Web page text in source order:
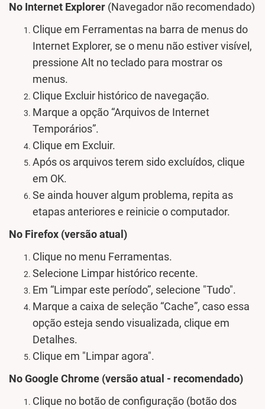
No Internet Explorer (Navegador não recomendado)
Clique em Ferramentas na barra de menus do
Internet Explorer, se o menu não estiver visível,
pressione Alt no teclado para mostrar os
menus.
Clique Excluir histórico de navegação.
Marque a opção “Arquivos de Internet
Temporários”.
Clique em Excluir.
Após os arquivos terem sido excluídos, clique
em OK.
Se ainda houver algum problema, repita as
etapas anteriores e reinicie o computador.
No Firefox (versão atual)
Clique no menu Ferramentas.
Selecione Limpar histórico recente.
Em “Limpar este período”, selecione "Tudo".
Marque a caixa de seleção “Cache”, caso essa
opção esteja sendo visualizada, clique em
Detalhes.
Clique em "Limpar agora".
No Google Chrome (versão atual - recomendado)
Clique no botão de configuração (botão dos